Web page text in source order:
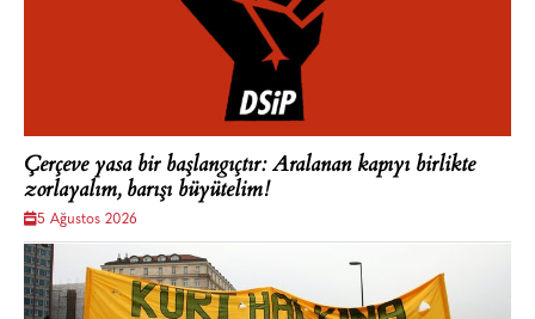
Çerçeve yasa bir başlangıçtır: Aralanan kapıyı birlikte
zorlayalım, barışı büyütelim!
5 Ağustos 2026